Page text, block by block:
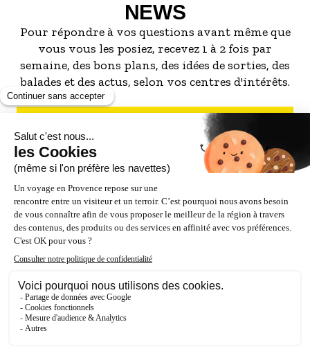
60 km des Saintes Marie de la mer
66 km d’Aix en Provence
74 km de l’aéroport international de Marseille
Provence
80 km du sommet du mont Ventoux
Pour les sportifs :
Skatepark à 300 mètres
Tennis à 300 mètres
Parcours santé à 600 mètres sur le plateau de La
Crau
Randos VTT dans le massif des Alpilles
1 place de parking
Accès aux personnes à mobilité réduite
Animaux non admis
Important : Le respect du calme du quartier est
NEWS
Pour répondre à vos questions avant même que
vous vous les posiez, recevez 1 à 2 fois par
semaine, des bons plans, des idées de sorties, des
balades et des actus, selon vos centres d'intérêts.
S'INSCRIRE À LA NEWSLETTER
NOS PARTENAIRES
ESPACE PRO / PRESSE